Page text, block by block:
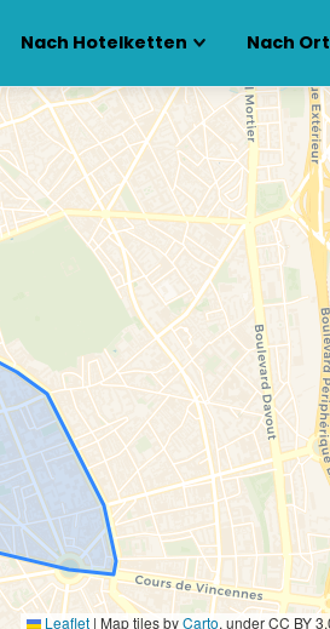
Nach Hotelketten Nach
Leaflet | Map tiles byCarto, under CC BY